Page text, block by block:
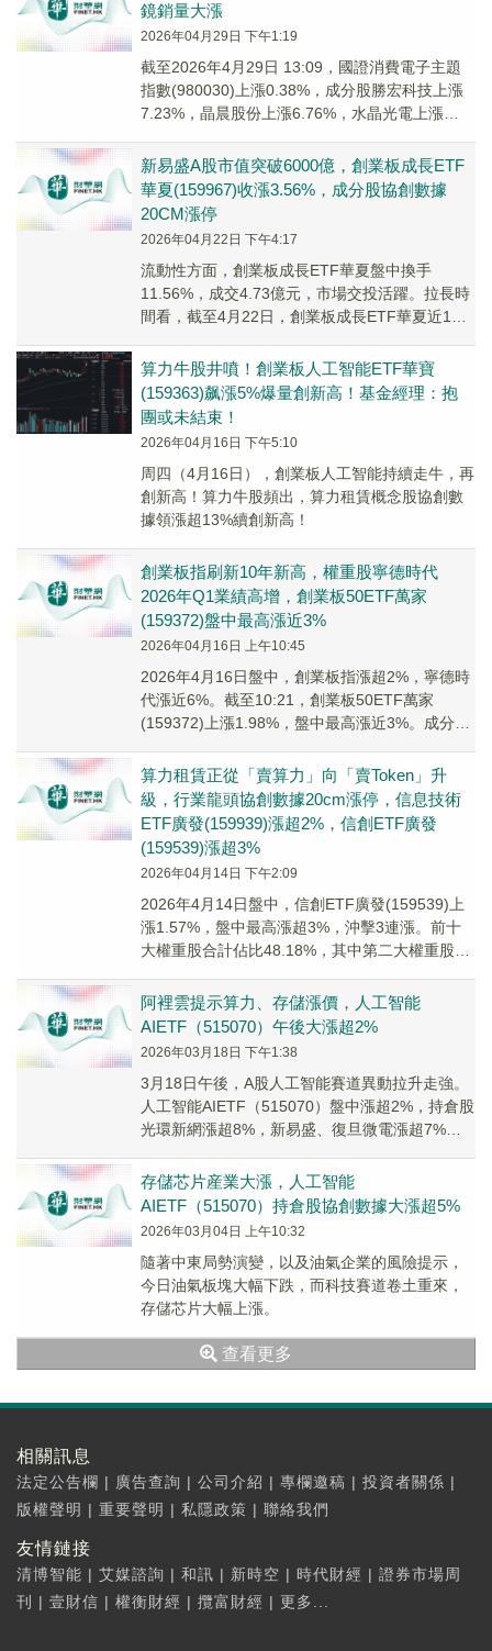
鏡銷量大漲
2026年04月29日 下午1:19
截至2026年4月29日 13:09，國證消費電子主題
指數(980030)上漲0.38%，成分股勝宏科技上漲
7.23%，晶晨股份上漲6.76%，水晶光電上漲
新易盛A股市值突破6000億，創業板成長ETF
華夏(159967)收漲3.56%，成分股協創數據
20CM漲停
2026年04月22日 下午4:17
流動性方面，創業板成長ETF華夏盤中換手
11.56%，成交4.73億元，市場交投活躍。拉長時
間看，截至4月22日，創業板成長ETF華夏近1周
算力牛股井噴！創業板人工智能ETF華寶
(159363)飙漲5%爆量創新高！基金經理：抱
團或未結束！
2026年04月16日 下午5:10
周四（4月16日），創業板人工智能持續走牛，再
創新高！算力牛股頻出，算力租賃概念股協創數
據領漲超13%續創新高！
創業板指刷新10年新高，權重股寧德時代
2026年Q1業績高增，創業板50ETF萬家
(159372)盤中最高漲近3%
2026年04月16日 上午10:45
2026年4月16日盤中，創業板指漲超2%，寧德時
代漲近6%。截至10:21，創業板50ETF萬家
(159372)上漲1.98%，盤中最高漲近3%。成分股
算力租賃正從「賣算力」向「賣Token」升
級，行業龍頭協創數據20cm漲停，信息技術
ETF廣發(159939)漲超2%，信創ETF廣發
(159539)漲超3%
2026年04月14日 下午2:09
2026年4月14日盤中，信創ETF廣發(159539)上
漲1.57%，盤中最高漲超3%，沖擊3連漲。前十
大權重股合計佔比48.18%，其中第二大權重股兆
阿裡雲提示算力、存儲漲價，人工智能
AIETF（515070）午後大漲超2%
2026年03月18日 下午1:38
3月18日午後，A股人工智能賽道異動拉升走強。
人工智能AIETF（515070）盤中漲超2%，持倉股
光環新網漲超8%，新易盛、復旦微電漲超7%，
前。
存儲芯片産業大漲，人工智能
AIETF（515070）持倉股協創數據大漲超5%
2026年03月04日 上午10:32
隨著中東局勢演變，以及油氣企業的風險提示，
今日油氣板塊大幅下跌，而科技賽道卷土重來，
存儲芯片大幅上漲。
查看更多
相關訊息
法定公告欄 | 廣告查詢 | 公司介紹 | 專欄邀稿 | 投資者關係 |
版權聲明 | 重要聲明 | 私隱政策 | 聯絡我們
友情鏈接
清博智能 | 艾媒諮詢 | 和訊 | 新時空 | 時代財經 | 證券市場周
刊
| 壹財信 | 權衡財經 | 攬富財經 | 更多...